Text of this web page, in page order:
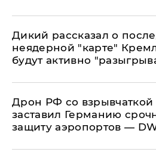
Дикий рассказал о
неядерной "карте"
будут активно
​Дрон РФ со
заставил Германию
защиту аэропортов —